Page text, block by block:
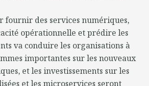
fournir des services numériques,
opérationnelle et prédire les
va conduire les organisations à
importantes sur les nouveaux
et les investissements sur les
et les microservices seront